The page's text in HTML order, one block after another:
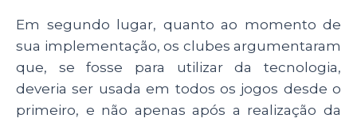
Em segundo lugar, quanto ao momento de
sua implementação, os clubes argumentaram
que, se fosse para utilizar da tecnologia,
deveria ser usada em todos os jogos desde o
primeiro, e não apenas após a realização da